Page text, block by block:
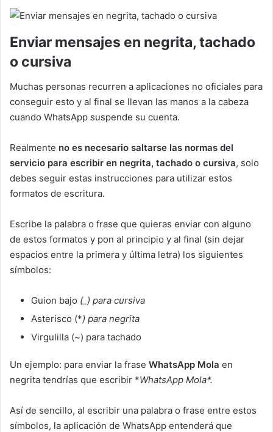
Enviar mensajes en negrita, tachado
o cursiva
Muchas personas recurren a aplicaciones no oficiales para
conseguir esto y al final se llevan las manos a la cabeza
cuando WhatsApp suspende su cuenta.
Realmente no es necesario saltarse las normas del
servicio para escribir en negrita, tachado o cursiva, solo
debes seguir estas instrucciones para utilizar estos
formatos de escritura.
Escribe la palabra o frase que quieras enviar con alguno
de estos formatos y pon al principio y al final (sin dejar
espacios entre la primera y última letra) los siguientes
símbolos:
Guion bajo (_) para cursiva
Asterisco (*) para negrita
Virgulilla (~) para tachado
Un ejemplo: para enviar la frase WhatsApp Mola en
negrita tendrías que escribir *WhatsApp Mola*.
Así de sencillo, al escribir una palabra o frase entre estos
símbolos, la aplicación de WhatsApp entenderá que